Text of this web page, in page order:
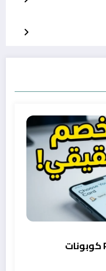
احصل على خصم RedotPay Card كوبونات